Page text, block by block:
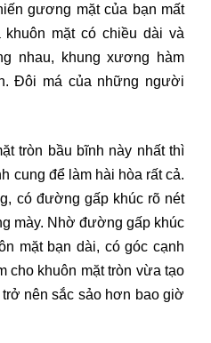
gương mặt của bạn mất
mặt có chiều dài và
nhau, khung xương hàm
Đôi má của những người
tròn bầu bĩnh này nhất thì
cung để làm hài hòa rất cả.
có đường gấp khúc rõ nét
mày. Nhờ đường gấp khúc
mặt bạn dài, có góc cạnh
cho khuôn mặt tròn vừa tạo
nên sắc sảo hơn bao giờ